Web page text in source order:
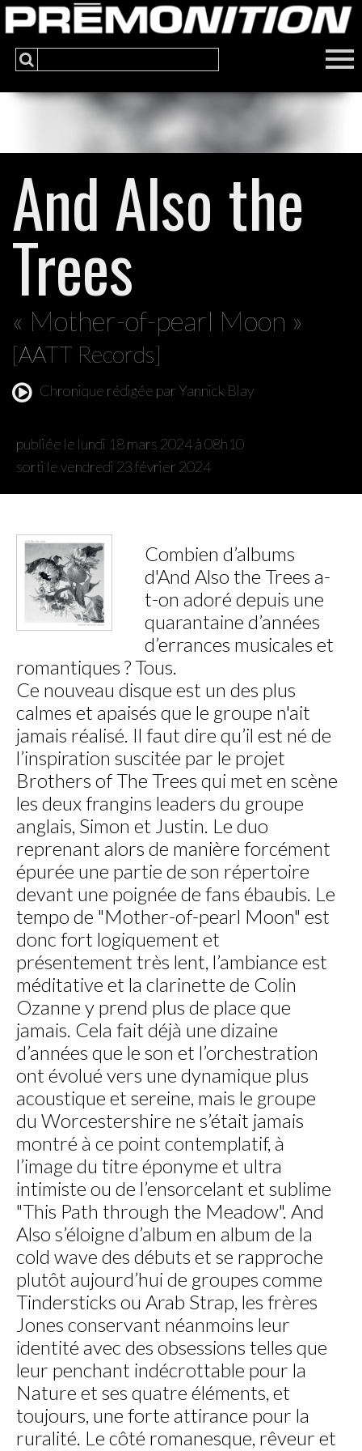
And Also the
Trees
« Mother-of-pearl Moon »
[AATT Records]
Chronique rédigée par Yannick Blay
publiée le lundi 18 mars 2024 à 08h10
sorti le vendredi 23 février 2024
Combien d’albums
d'And Also the Trees a-
t-on adoré depuis une
quarantaine d’années
d’errances musicales et
romantiques ? Tous.
Ce nouveau disque est un des plus
calmes et apaisés que le groupe n'ait
jamais réalisé. Il faut dire qu’il est né de
l’inspiration suscitée par le projet
Brothers of The Trees qui met en scène
les deux frangins leaders du groupe
anglais, Simon et Justin. Le duo
reprenant alors de manière forcément
épurée une partie de son répertoire
devant une poignée de fans ébaubis. Le
tempo de "Mother-of-pearl Moon" est
donc fort logiquement et
présentement très lent, l’ambiance est
méditative et la clarinette de Colin
Ozanne y prend plus de place que
jamais. Cela fait déjà une dizaine
d’années que le son et l’orchestration
ont évolué vers une dynamique plus
acoustique et sereine, mais le groupe
du Worcestershire ne s’était jamais
montré à ce point contemplatif, à
l’image du titre éponyme et ultra
intimiste ou de l’ensorcelant et sublime
"This Path through the Meadow". And
Also s’éloigne d’album en album de la
cold wave des débuts et se rapproche
plutôt aujourd’hui de groupes comme
Tindersticks ou Arab Strap, les frères
Jones conservant néanmoins leur
identité avec des obsessions telles que
leur penchant indécrottable pour la
Nature et ses quatre éléments, et
toujours, une forte attirance pour la
ruralité. Le côté romanesque, rêveur et